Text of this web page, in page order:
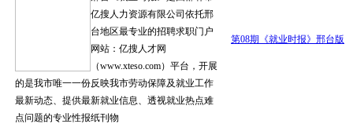
亿搜人力资源有限公司依托邢
台地区最专业的招聘求职门户
网站：亿搜人才网
（www.xteso.com）平台，开展
的是我市唯一一份反映我市劳动保障及就业工作
最新动态、提供最新就业信息、透视就业热点难
点问题的专业性报纸刊物
第08期《就业时报》邢台版